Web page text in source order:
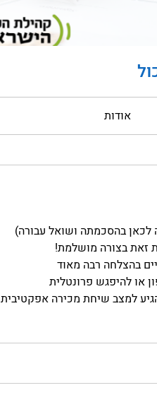
אודות
בהסכמתה ושואל עבורה)
זאת בצורה מושלמת!
בהצלחה רבה מאוד
או להיפגש פרונטלית
למצב שיחת מכירה אפקטיבית